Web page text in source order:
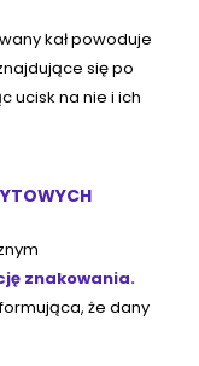
kał powoduje
się po
ucisk na nie i ich
znakowania.
że dany